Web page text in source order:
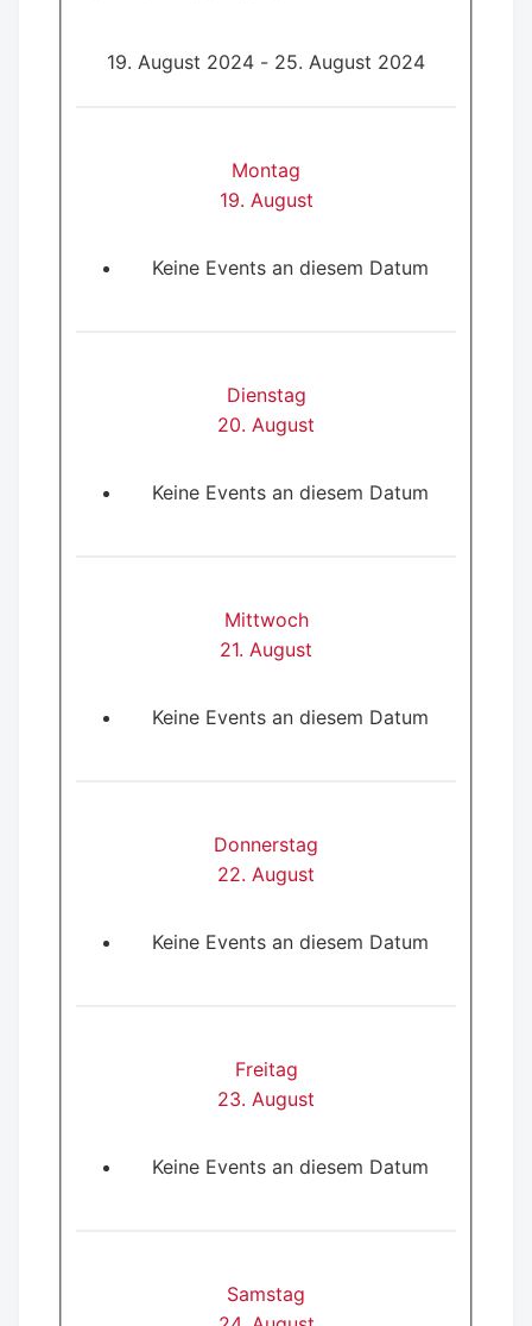
19. August 2024 - 25. August 2024
Montag
19. August
Keine Events an diesem Datum
Dienstag
20. August
Keine Events an diesem Datum
Mittwoch
21. August
Keine Events an diesem Datum
Donnerstag
22. August
Keine Events an diesem Datum
Freitag
23. August
Keine Events an diesem Datum
Samstag